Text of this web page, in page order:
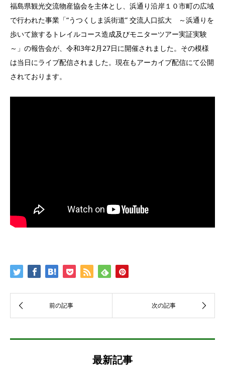
福島県観光交流物産協会を主体とし、浜通り沿岸１０市町の広域
で行われた事業「“うつくしま浜街道” 交流人口拡大 ～浜通りを
歩いて旅するトレイルコース造成及びモニターツアー実証実験
～」の報告会が、令和3年2月27日に開催されました。その模様
は当日にライブ配信されました。現在もアーカイブ配信にて公開
されております。
最新記事